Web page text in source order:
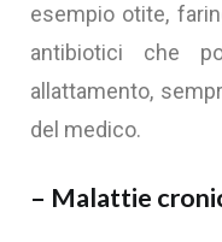
esempio otite,
antibiotici che
allattamento,
del medico.
– Malattie